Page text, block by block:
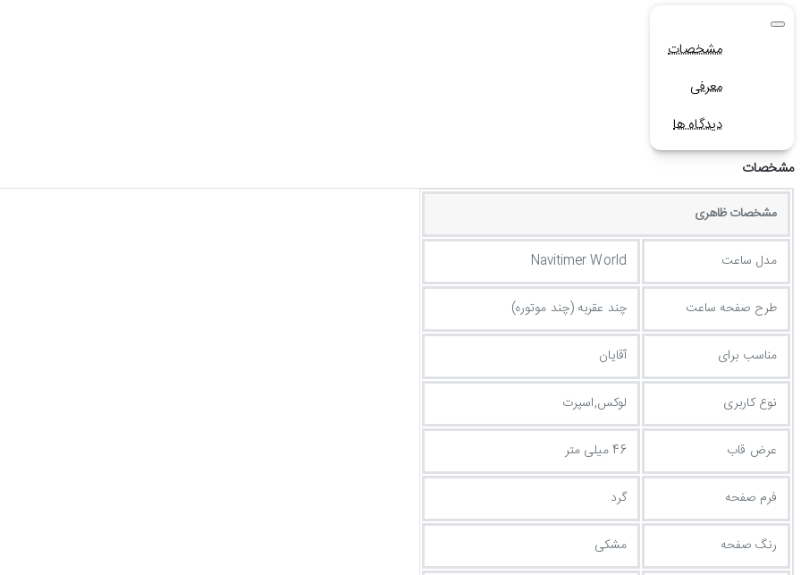
مشخصات
معرفی
دیدگاه ها
مشخصات
مشخصات ظاهری
مدل ساعت Navitimer World
طرح صفحه ساعت چند عقربه (چند موتوره)
مناسب برای آقایان
نوع کاربری لوکس,اسپرت
عرض قاب 46 میلی متر
فرم صفحه گرد
رنگ صفحه مشکی